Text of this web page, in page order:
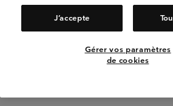
J’accepte
Gérer vos paramètres
de cookies
France
Voir Tous Les Pays